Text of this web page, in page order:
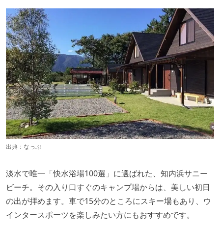
出典： なっぷ
淡水で唯一「快水浴場100選」に選ばれた、 知内浜サニー
ビーチ。その入り口すぐのキャンプ場からは、美しい初日
の出が拝めます。車で15分のところにスキー場もあり、ウ
インタースポーツを楽しみたい方にもおすすめです。